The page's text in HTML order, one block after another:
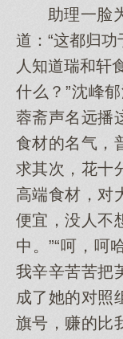
助理一脸
道：“这都归
人知道瑞和轩
什么？”沈峰
蓉斋声名远播
食材的名气，
求其次，花十
高端食材，对
便宜，没人不
中。”“呵，呵
我辛辛苦苦把
成了她的对照
旗号，赚的比